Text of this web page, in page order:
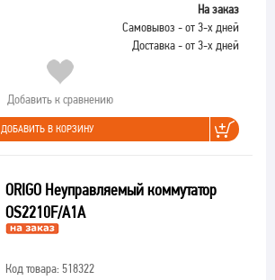
На заказ
Самовывоз - от 3-х дней
Доставка - от 3-х дней
Добавить к сравнению
ДОБАВИТЬ В КОРЗИНУ
ORIGO Неуправляемый коммутатор
OS2210F/A1A
Код товара: 518322